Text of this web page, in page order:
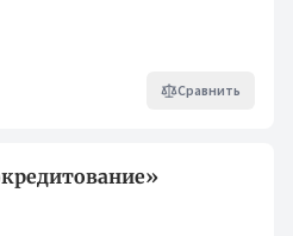
Сравнить